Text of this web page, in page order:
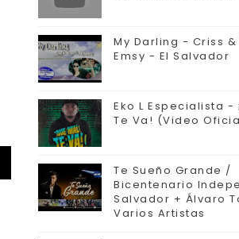
My Darling - Criss &
Emsy - El Salvador
Eko L Especialista -
Te Va! (Video
Te Sueño Grande /
Bicentenario
Salvador + Álvaro
Varios Artistas